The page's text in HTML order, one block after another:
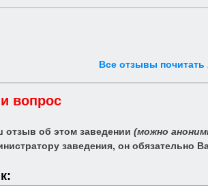
Все отзывы почитать
вопрос
отзыв об этом заведении (можно
заведения, он обязательно